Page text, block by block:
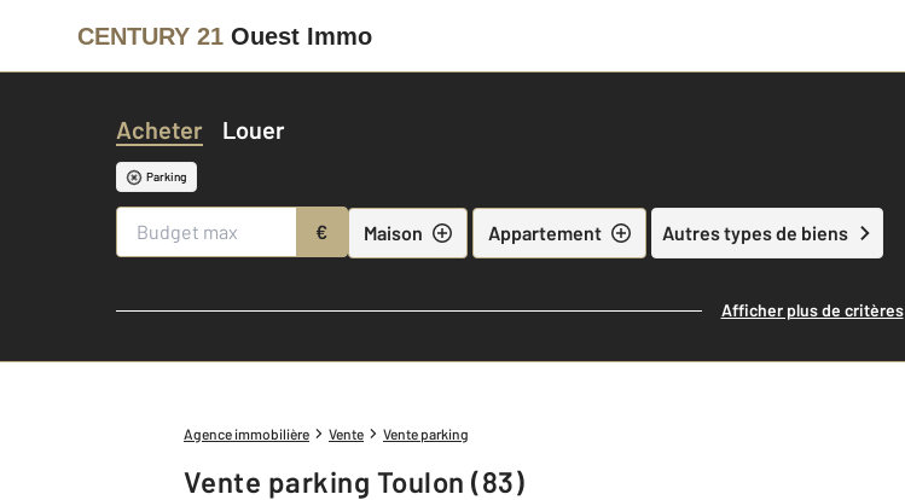
CENTURY 21 Ouest Immo
Acheter Louer
Parking
€ Maison Appartement Autres types de biens
Afficher plus de critères
Agence immobilière Vente Vente parking
Vente parking Toulon (83)